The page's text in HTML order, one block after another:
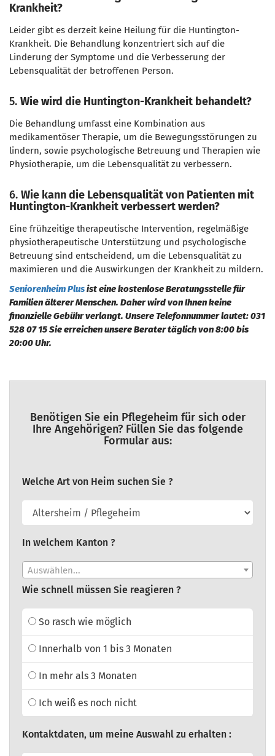
Krankheit?
Leider gibt es derzeit keine Heilung für die Huntington-
Krankheit. Die Behandlung konzentriert sich auf die
Linderung der Symptome und die Verbesserung der
Lebensqualität der betroffenen Person.
5. Wie wird die Huntington-Krankheit behandelt?
Die Behandlung umfasst eine Kombination aus
medikamentöser Therapie, um die Bewegungsstörungen zu
lindern, sowie psychologische Betreuung und Therapien wie
Physiotherapie, um die Lebensqualität zu verbessern.
6. Wie kann die Lebensqualität von Patienten mit
Huntington-Krankheit verbessert werden?
Eine frühzeitige therapeutische Intervention, regelmäßige
physiotherapeutische Unterstützung und psychologische
Betreuung sind entscheidend, um die Lebensqualität zu
maximieren und die Auswirkungen der Krankheit zu mildern.
Seniorenheim Plusist eine kostenlose Beratungsstelle für
Familien älterer Menschen. Daher wird von Ihnen keine
finanzielle Gebühr verlangt. Unsere Telefonnummer lautet: 031
528 07 15 Sie erreichen unsere Berater täglich von 8:00 bis
20:00 Uhr.
Benötigen Sie ein Pflegeheim für sich oder
Ihre Angehörigen? Füllen Sie das folgende
Formular aus:
Welche Art von Heim suchen Sie ?
In welchem Kanton ?
Auswählen...
Wie schnell müssen Sie reagieren ?
So rasch wie möglich
Innerhalb von 1 bis 3 Monaten
In mehr als 3 Monaten
Ich weiß es noch nicht
Kontaktdaten, um meine Auswahl zu erhalten :